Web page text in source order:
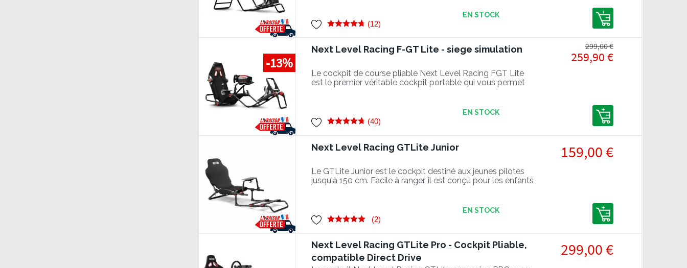
pièce électronique (volant, pédalier, boîte...) n'est livrée avec
le cockpit.
(12)
EN STOCK
-13%
Next Level Racing F-GT Lite - siege simulation
Le cockpit de course pliable Next Level Racing FGT Lite
est le premier véritable cockpit portable qui vous permet
259,90 €
299,00 €
(40)
EN STOCK
Next Level Racing GTLite Junior
Le GTLite Junior est le cockpit destiné aux jeunes pilotes
jusqu'à 150 cm. Facile à ranger, il est conçu pour les enfants
159,00 €
(2)
EN STOCK
Next Level Racing GTLite Pro - Cockpit Pliable,
compatible Direct Drive
299,00 €